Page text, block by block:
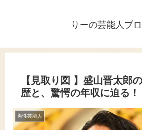
りーの芸能人ブ
【見取り図 】盛山晋太郎
歴と、驚愕の年収に迫る！
男性芸能人